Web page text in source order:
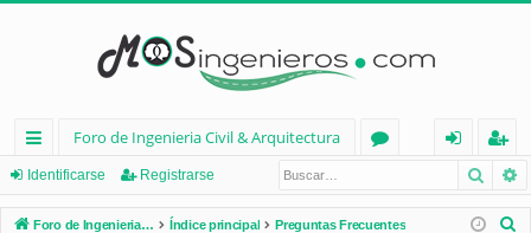
nl
ac
Foro de Ingenieria Civil & Arquitectura
os
nt
eg
ist
Identificarse Registrarse
Foro de Ingenieria Civil & Arquitectura Índice principal Preguntas Frecuentes